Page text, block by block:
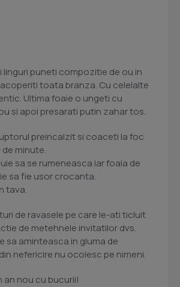
linguri puneti compozitie de ou in
toata branza. Cu celelalte
Ultima foaie o ungeti cu
si apoi presarati putin zahar tos.
preincalzit si coaceti la foc
minute.
sa se rumeneasca iar foaia de
sa fie usor crocanta.
tava.
de ravasele pe care le-ati ticluit
de metehnele invitatilor dvs.
sa aminteasca in gluma de
nefericire nu ocolesc pe nimeni.
an nou cu bucurii!